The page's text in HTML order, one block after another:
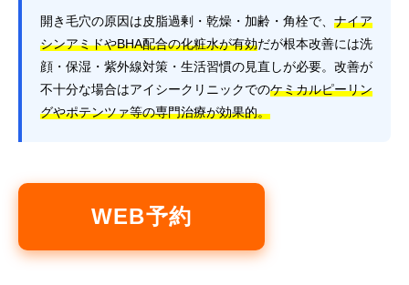
開き毛穴の原因は皮脂過剰・乾燥・加齢・角栓で、 ナイア
シンアミドやBHA配合の化粧水が有効だが根本改善には洗
顔・保湿・紫外線対策・生活習慣の見直しが必要。改善が
不十分な場合はアイシークリニックでのケミカルピーリン
グやポテンツァ等の専門治療が効果的。
WEB予約